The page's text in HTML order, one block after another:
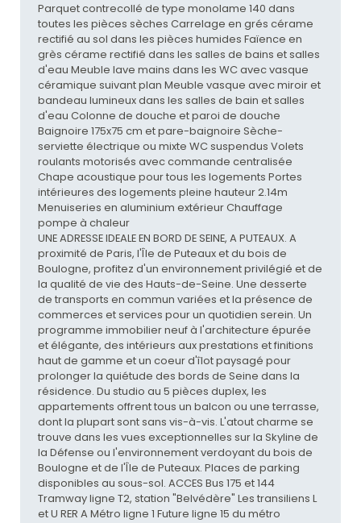
Parquet contrecollé de type monolame 140 dans
toutes les pièces sèches Carrelage en grés cérame
rectifié au sol dans les pièces humides Faïence en
grès cérame rectifié dans les salles de bains et salles
d'eau Meuble lave mains dans les WC avec vasque
céramique suivant plan Meuble vasque avec miroir et
bandeau lumineux dans les salles de bain et salles
d'eau Colonne de douche et paroi de douche
Baignoire 175x75 cm et pare-baignoire Sèche-
serviette électrique ou mixte WC suspendus Volets
roulants motorisés avec commande centralisée
Chape acoustique pour tous les logements Portes
intérieures des logements pleine hauteur 2.14m
Menuiseries en aluminium extérieur Chauffage
pompe à chaleur
UNE ADRESSE IDEALE EN BORD DE SEINE, A PUTEAUX. A
proximité de Paris, l'Île de Puteaux et du bois de
Boulogne, profitez d'un environnement privilégié et de
la qualité de vie des Hauts-de-Seine. Une desserte
de transports en commun variées et la présence de
commerces et services pour un quotidien serein. Un
programme immobilier neuf à l'architecture épurée
et élégante, des intérieurs aux prestations et finitions
haut de gamme et un coeur d'îlot paysagé pour
prolonger la quiétude des bords de Seine dans la
résidence. Du studio au 5 pièces duplex, les
appartements offrent tous un balcon ou une terrasse,
dont la plupart sont sans vis-à-vis. L'atout charme se
trouve dans les vues exceptionnelles sur la Skyline de
la Défense ou l'environnement verdoyant du bois de
Boulogne et de l'Île de Puteaux. Places de parking
disponibles au sous-sol. ACCES Bus 175 et 144
Tramway ligne T2, station "Belvédère" Les transiliens L
et U RER A Métro ligne 1 Future ligne 15 du métro